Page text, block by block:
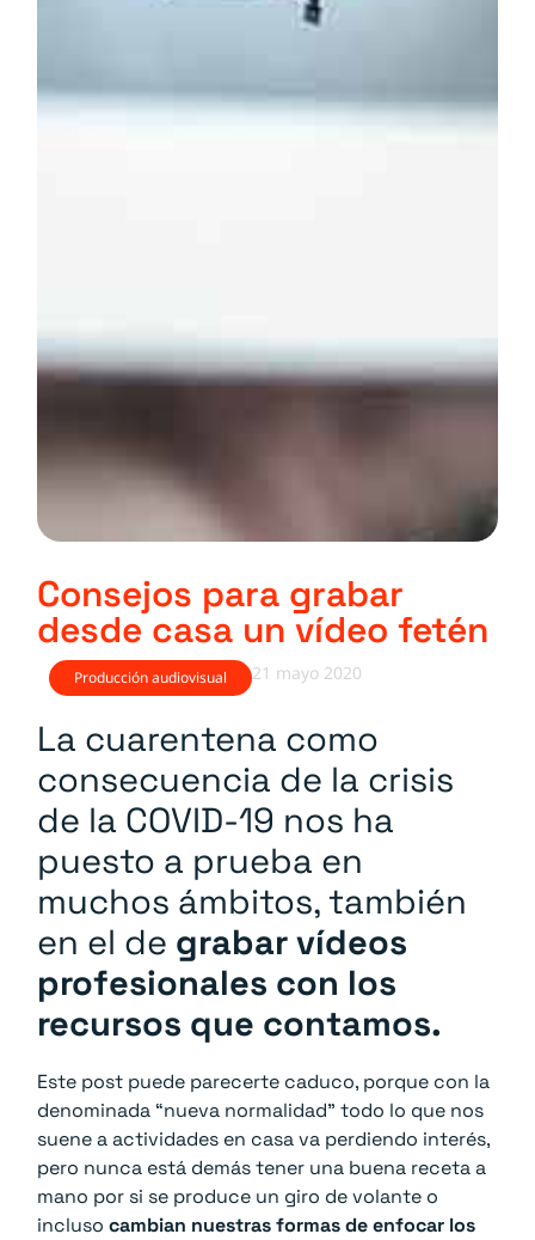
Consejos para grabar
desde casa un vídeo fetén
Producción audiovisual 21 mayo 2020
La cuarentena como
consecuencia de la crisis
de la COVID-19 nos ha
puesto a prueba en
muchos ámbitos, también
en el de grabar vídeos
profesionales con los
recursos que contamos.
Este post puede parecerte caduco, porque con la
denominada “nueva normalidad” todo lo que nos
suene a actividades en casa va perdiendo interés,
pero nunca está demás tener una buena receta a
mano por si se produce un giro de volante o
inclusocambian nuestras formas de enfocar los